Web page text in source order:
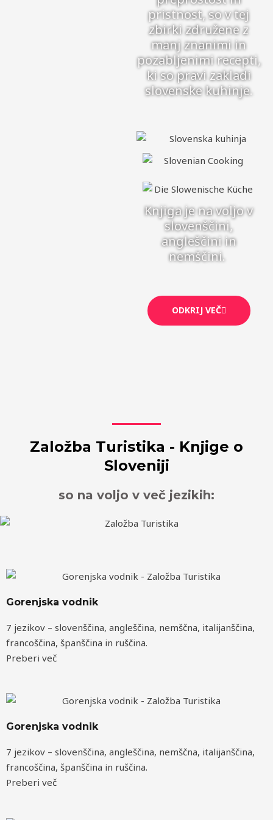
pristnost, so v tej
zbirki združene z
manj znanimi in
pozabljenimi recepti,
ki so pravi zakladi
slovenske kuhinje.
Knjiga je na voljo v
slovenščini,
angleščini in
nemščini.
ODKRIJ VEČ
Založba Turistika - Knjige o
Sloveniji
so na voljo v več jezikih:
Gorenjska vodnik
7 jezikov – slovenščina, angleščina, nemščna, italijanščina,
francoščina, španščina in ruščina.
Preberi več
Gorenjska vodnik
7 jezikov – slovenščina, angleščina, nemščna, italijanščina,
francoščina, španščina in ruščina.
Preberi več